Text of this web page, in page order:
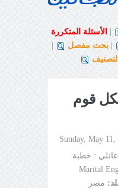
الأسئلة المتكررة
بحث مفصل
قوم
Sunday, May 11,
: خطبة
مصر